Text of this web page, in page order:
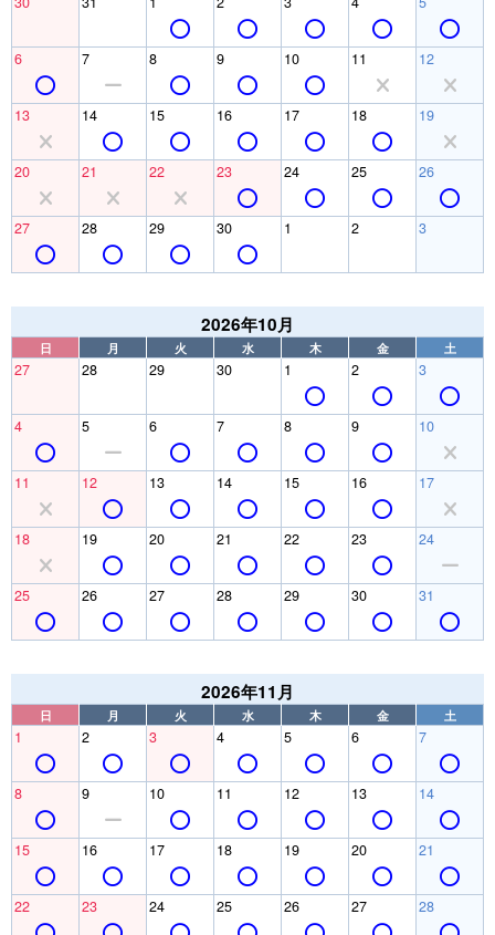
6 7 8 9 10 11 12
13 14 15 16 17 18 19
20 21 22 23 24 25 26
27 28 29 30 1 2 3
2026年10月
日 月 火 水 木 金 土
27 28 29 30 1 2 3
4 5 6 7 8 9 10
11 12 13 14 15 16 17
18 19 20 21 22 23 24
25 26 27 28 29 30 31
2026年11月
日 月 火 水 木 金 土
1 2 3 4 5 6 7
8 9 10 11 12 13 14
15 16 17 18 19 20 21
22 23 24 25 26 27 28